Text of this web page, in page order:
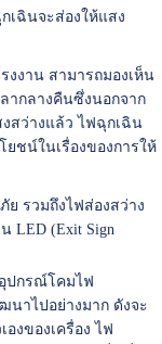
เฉินจะส่องให้แสง
งงาน สามารถมองเห็น
ากลางคืนซึ่งนอกจาก
สว่างแล้ว ไฟฉุกเฉิน
ชน์ในเรื่องของการให้
ย รวมถึงไฟส่องสว่าง
LED (Exit Sign
ปกรณ์โคมไฟ
นาไปอย่างมาก ดังจะ
งของเครื่อง ไฟ